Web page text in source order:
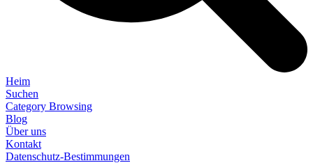
Heim
Suchen
Category Browsing
Blog
Über uns
Kontakt
Datenschutz-Bestimmungen